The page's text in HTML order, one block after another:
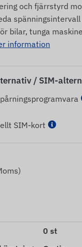
och fjärrstyrd
bilar, tunga
information
/ SIM-
SIM-kort
0 st